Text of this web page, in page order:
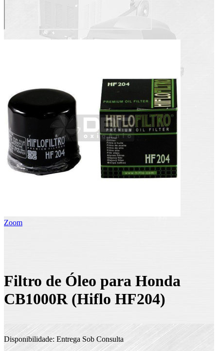
Zoom
Filtro de Óleo para Honda
CB1000R (Hiflo HF204)
Disponibilidade: Entrega Sob Consulta